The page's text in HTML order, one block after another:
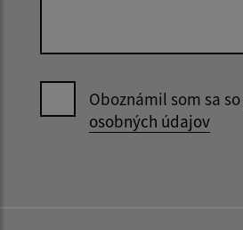
Oboznámil som sa so
osobných údajov